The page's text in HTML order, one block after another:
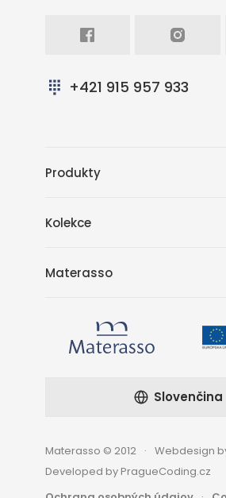
+421 915 957 933
Produkty
Kolekce
Materasso
Materasso © 2012
Webdesign
Developed by PragueCoding.cz
Slovenčina